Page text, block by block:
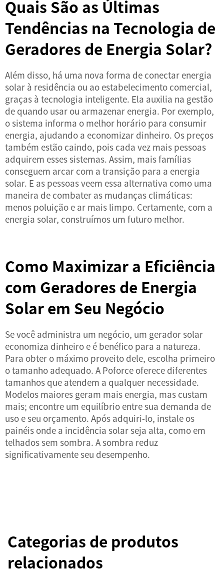
Quais São as Últimas
Tendências na Tecnologia de
Geradores de Energia Solar?
Além disso, há uma nova forma de conectar energia
solar à residência ou ao estabelecimento comercial,
graças à tecnologia inteligente. Ela auxilia na gestão
de quando usar ou armazenar energia. Por exemplo,
o sistema informa o melhor horário para consumir
energia, ajudando a economizar dinheiro. Os preços
também estão caindo, pois cada vez mais pessoas
adquirem esses sistemas. Assim, mais famílias
conseguem arcar com a transição para a energia
solar. E as pessoas veem essa alternativa como uma
maneira de combater as mudanças climáticas:
menos poluição e ar mais limpo. Certamente, com a
energia solar, construímos um futuro melhor.
Como Maximizar a Eficiência
com Geradores de Energia
Solar em Seu Negócio
Se você administra um negócio, um gerador solar
economiza dinheiro e é benéfico para a natureza.
Para obter o máximo proveito dele, escolha primeiro
o tamanho adequado. A Poforce oferece diferentes
tamanhos que atendem a qualquer necessidade.
Modelos maiores geram mais energia, mas custam
mais; encontre um equilíbrio entre sua demanda de
uso e seu orçamento. Após adquiri-lo, instale os
painéis onde a incidência solar seja alta, como em
telhados sem sombra. A sombra reduz
significativamente seu desempenho.
Categorias de produtos
relacionados